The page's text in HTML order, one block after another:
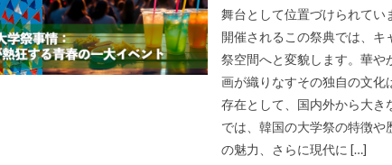
舞台として位置づけられてい
開催されるこの祭典では、
祭空間へと変貌します。華や
画が織りなすその独自の文化
存在として、国内外から大き
では、韓国の大学祭の特徴や
の魅力、さらに現代に […]